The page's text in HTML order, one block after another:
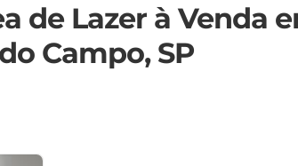
de Lazer à Venda
Campo, SP